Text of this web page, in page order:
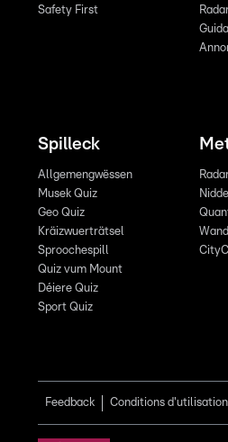
Safety First
Spilleck
Allgemengwëssen
Musek Quiz
Geo Quiz
Kräizwuerträtsel
Sproochespill
Quiz vum Mount
Déiere Quiz
Sport Quiz
Feedback Conditions d'utilisation